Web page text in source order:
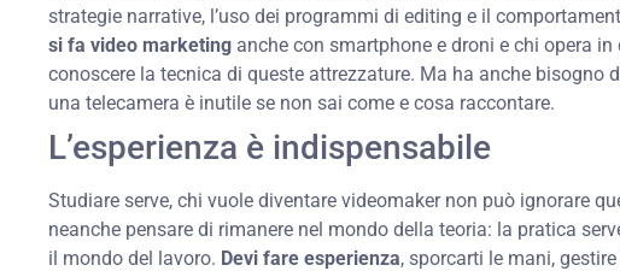
strategie narrative, l’uso dei programmi di editing e il
si fa video marketing anche con smartphone e droni e chi opera in
conoscere la tecnica di queste attrezzature. Ma ha anche bisogno
una telecamera è inutile se non sai come e cosa raccontare.
L’esperienza è indispensabile
Studiare serve, chi vuole diventare videomaker non può ignorare
neanche pensare di rimanere nel mondo della teoria: la pratica
il mondo del lavoro. Devi fare esperienza, sporcarti le mani,